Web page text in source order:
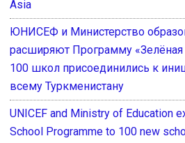
Asia
ЮНИСЕФ и Министерство
расширяют Программу
100 школ присоединились к
всему Туркменистану
UNICEF and Ministry of Education
School Programme to 100 new